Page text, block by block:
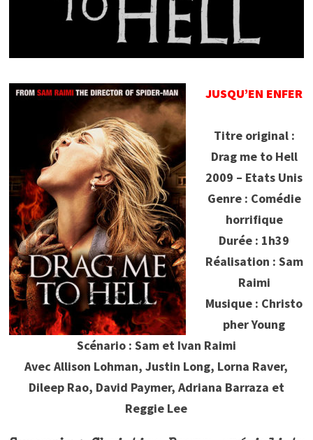
JUSQU’EN ENFER
Titre original :
Drag me to Hell
2009 – Etats Unis
Genre : Comédie
horrifique
Durée : 1h39
Réalisation : Sam
Raimi
Musique : Christo
pher Young
Scénario : Sam et Ivan Raimi
Avec Allison Lohman, Justin Long, Lorna Raver,
Dileep Rao, David Paymer, Adriana Barraza et
Reggie Lee